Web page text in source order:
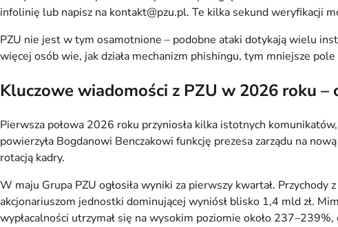
infolinię lub napisz na kontakt@pzu.pl. Te kilka sekund weryfikacji
PZU nie jest w tym osamotnione – podobne ataki dotykają wielu
więcej osób wie, jak działa mechanizm phishingu, tym mniejsze
Kluczowe wiadomości z PZU w 2026 roku –
Pierwsza połowa 2026 roku przyniosła kilka istotnych
powierzyła Bogdanowi Benczakowi funkcję prezesa zarządu na
rotacją kadry.
W maju Grupa PZU ogłosiła wyniki za pierwszy kwartał.
akcjonariuszom jednostki dominującej wyniósł blisko 1,4 mld zł.
wypłacalności utrzymał się na wysokim poziomie około